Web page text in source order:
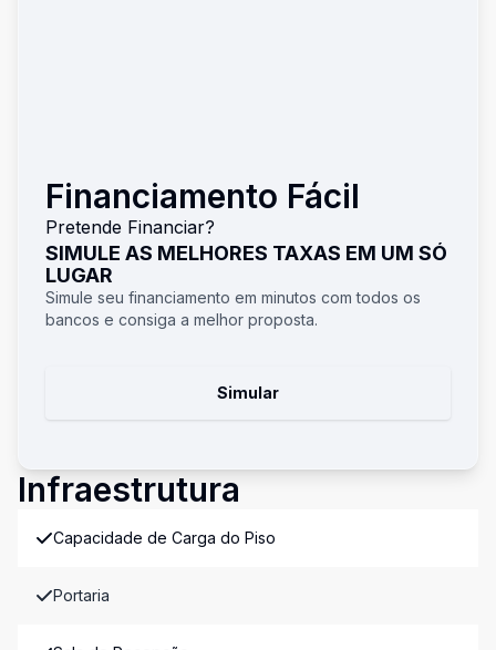
Financiamento Fácil
Pretende Financiar?
SIMULE AS MELHORES TAXAS EM UM SÓ
LUGAR
Simule seu financiamento em minutos com todos os
bancos e consiga a melhor proposta.
Simular
Infraestrutura
Capacidade de Carga do Piso
Portaria